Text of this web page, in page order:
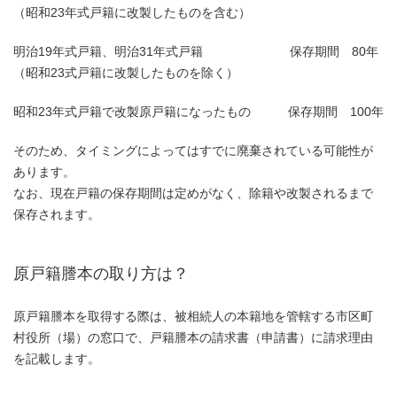
（昭和23年式戸籍に改製したものを含む）
明治19年式戸籍、明治31年式戸籍 保存期間 80年
（昭和23式戸籍に改製したものを除く）
昭和23年式戸籍で改製原戸籍になったもの 保存期間 100年
そのため、タイミングによってはすでに廃棄されている可能性が
あります。
なお、現在戸籍の保存期間は定めがなく、除籍や改製されるまで
保存されます。
原戸籍謄本の取り方は？
原戸籍謄本を取得する際は、被相続人の本籍地を管轄する市区町
村役所（場）の窓口で、戸籍謄本の請求書（申請書）に請求理由
を記載します。